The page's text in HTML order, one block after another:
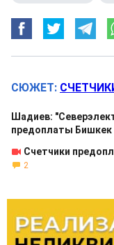
СЮЖЕТ:
Шадиев:
предоплаты
Счетчики
2